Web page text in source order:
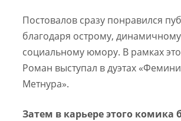
Постовалов сразу понравился
благодаря острому,
социальному юмору. В рамках
Роман выступал в дуэтах
Метнура».
Затем в карьере этого комика